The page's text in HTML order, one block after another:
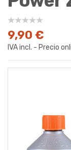
9,90 €
IVA incl. - Precio